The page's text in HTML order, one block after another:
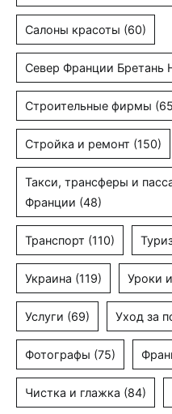
Салоны красоты (60)
Север Франции Бретань
Строительные фирмы
Стройка и ремонт (150)
Такси, трансферы и
Франции (48)
Транспорт (110)
Украина (119) Уроки
Услуги (69) Уход за
Фотографы (75)
Чистка и глажка (84)